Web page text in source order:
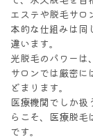
エステや脱毛サロ
本的な仕組みは同
違います。
光脱毛のパワーは
サロンでは厳密に
どまります。
医療機関でしか
らこそ、医療脱毛
です。